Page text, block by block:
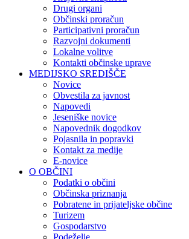
Drugi organi
Občinski proračun
Participativni proračun
Razvojni dokumenti
Lokalne volitve
Kontakti občinske uprave
MEDIJSKO SREDIŠČE
Novice
Obvestila za javnost
Napovedi
Jeseniške novice
Napovednik dogodkov
Pojasnila in popravki
Kontakt za medije
E-novice
O OBČINI
Podatki o občini
Občinska priznanja
Pobratene in prijateljske občine
Turizem
Gospodarstvo
Podeželje